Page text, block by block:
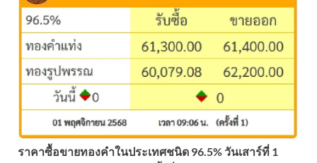
ราคาซื้อขายทองคําในประเทศชนิด 96.5% วันเสาร์ที่ 1